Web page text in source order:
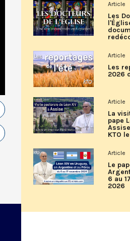
Article
Les
Article
Les
2026
Article
La
pape
KTO
Article
Le
6 au
2026